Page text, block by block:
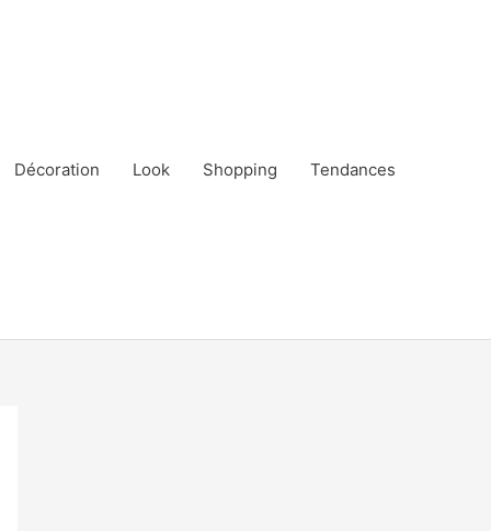
Décoration Look Shopping Tendances